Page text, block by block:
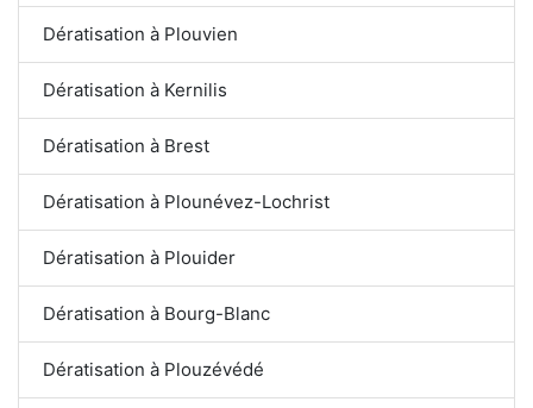
Dératisation à Plouvien
Dératisation à Kernilis
Dératisation à Brest
Dératisation à Plounévez-Lochrist
Dératisation à Plouider
Dératisation à Bourg-Blanc
Dératisation à Plouzévédé